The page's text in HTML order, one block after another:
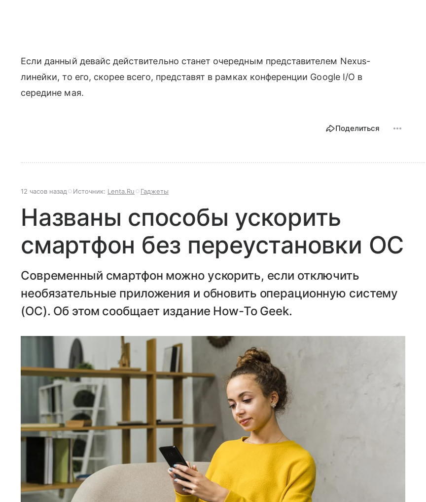
Если данный девайс действительно станет очередным представителем Nexus-
линейки, то его, скорее всего, представят в рамках конференции Google I/O в
середине мая.
Поделиться
12 часов назад Источник: Lenta.Ru Гаджеты
Названы способы ускорить
смартфон без переустановки ОС
Современный смартфон можно ускорить, если отключить
необязательные приложения и обновить операционную систему
(ОС). Об этом сообщает издание How-To Geek.